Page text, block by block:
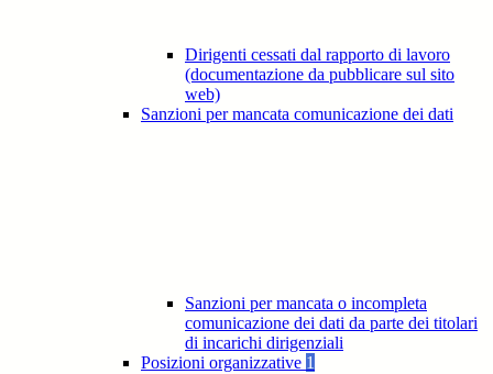
Dirigenti cessati dal rapporto di lavoro
(documentazione da pubblicare sul sito
web)
Sanzioni per mancata comunicazione dei dati
Sanzioni per mancata o incompleta
comunicazione dei dati da parte dei titolari
di incarichi dirigenziali
Posizioni organizzative 1